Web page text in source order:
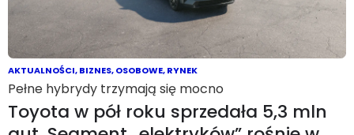
AKTUALNOŚCI,BIZNES,OSOBOWE,RYNEK
Pełne hybrydy trzymają się mocno
Toyota w pół roku sprzedała 5,3 mln